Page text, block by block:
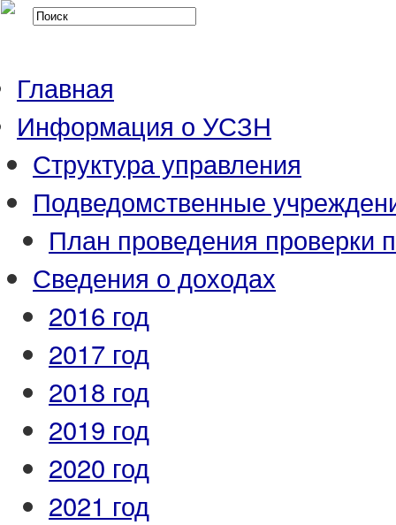
Главная
Информация о УСЗН
Структура управления
Подведомственные
План проведения проверки
Сведения о доходах
2016 год
2017 год
2018 год
2019 год
2020 год
2021 год